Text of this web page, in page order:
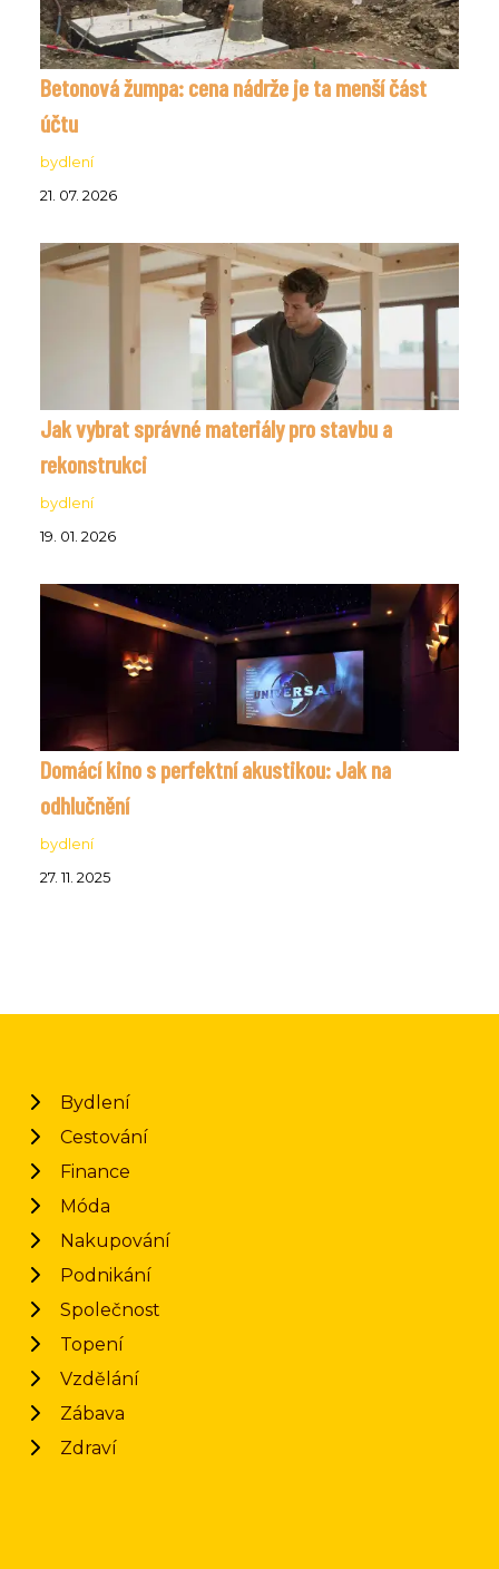
Betonová žumpa: cena nádrže je ta menší část
účtu
bydlení
21. 07. 2026
Jak vybrat správné materiály pro stavbu a
rekonstrukci
bydlení
19. 01. 2026
Domácí kino s perfektní akustikou: Jak na
odhlučnění
bydlení
27. 11. 2025
Bydlení
Cestování
Finance
Móda
Nakupování
Podnikání
Společnost
Topení
Vzdělání
Zábava
Zdraví